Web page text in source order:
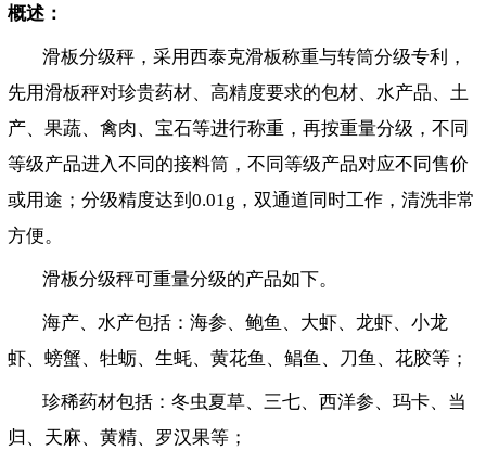
概述：
滑板分级秤，采用西泰克滑板称重与转筒分级专利，
先用滑板秤对珍贵药材、高精度要求的包材、水产品、土
产、果蔬、禽肉、宝石等进行称重，再按重量分级，不同
等级产品进入不同的接料筒，不同等级产品对应不同售价
或用途；分级精度达到0.01g，双通道同时工作，清洗非常
方便。
滑板分级秤可重量分级的产品如下。
海产、水产包括：海参、鲍鱼、大虾、龙虾、小龙
虾、螃蟹、牡蛎、生蚝、黄花鱼、鲳鱼、刀鱼、花胶等；
珍稀药材包括：冬虫夏草、三七、西洋参、玛卡、当
归、天麻、黄精、罗汉果等；